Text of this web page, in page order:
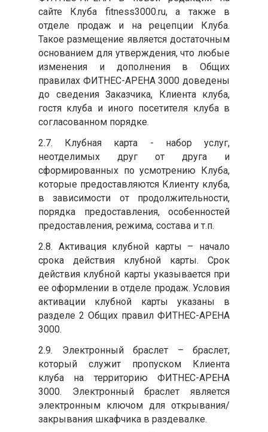
сайте Клуба fitness3000.ru, а также в
отделе продаж и на рецепции Клуба.
Такое размещение является достаточным
основанием для утверждения, что любые
изменения и дополнения в Общих
правилах ФИТНЕС-АРЕНА 3000 доведены
до сведения Заказчика, Клиента клуба,
гостя клуба и иного посетителя клуба в
согласованном порядке.
2.7. Клубная карта - набор услуг,
неотделимых друг от друга и
сформированных по усмотрению Клуба,
которые предоставляются Клиенту клуба,
в зависимости от продолжительности,
порядка предоставления, особенностей
предоставления, режима, состава и т.п.
2.8. Активация клубной карты – начало
срока действия клубной карты. Срок
действия клубной карты указывается при
ее оформлении в отделе продаж. Условия
активации клубной карты указаны в
разделе 2 Общих правил ФИТНЕС-АРЕНА
3000.
2.9. Электронный браслет – браслет,
который служит пропуском Клиента
клуба на территорию ФИТНЕС-АРЕНА
3000. Электронный браслет является
электронным ключом для открывания/
закрывания шкафчика в раздевалке.